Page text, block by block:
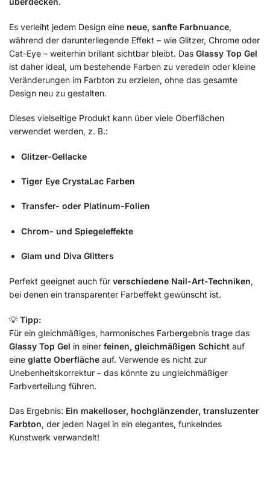
Es verleiht jedem Design eine neue, sanfte Farbnuance,
während der darunterliegende Effekt – wie Glitzer, Chrome oder
Cat-Eye – weiterhin brillant sichtbar bleibt. Das Glassy Top Gel
ist daher ideal, um bestehende Farben zu veredeln oder kleine
Veränderungen im Farbton zu erzielen, ohne das gesamte
Design neu zu gestalten.
Dieses vielseitige Produkt kann über viele Oberflächen
verwendet werden, z. B.:
Glitzer-Gellacke
Tiger Eye CrystaLac Farben
Transfer- oder Platinum-Folien
Chrom- und Spiegeleffekte
Glam und Diva Glitters
Perfekt geeignet auch für verschiedene Nail-Art-Techniken,
bei denen ein transparenter Farbeffekt gewünscht ist.
💡 Tipp:
Für ein gleichmäßiges, harmonisches Farbergebnis trage das
Glassy Top Gel in einer feinen, gleichmäßigen Schicht auf
eine glatte Oberfläche auf. Verwende es nicht zur
Unebenheitskorrektur – das könnte zu ungleichmäßiger
Farbverteilung führen.
Das Ergebnis: Ein makelloser, hochglänzender, transluzenter
Farbton, der jeden Nagel in ein elegantes, funkelndes
Kunstwerk verwandelt!